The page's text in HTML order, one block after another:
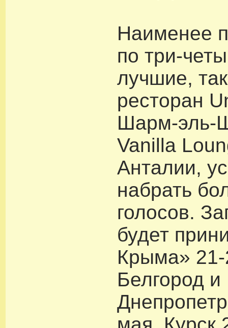
Наименее
по три-
лучшие,
ресторан
Шарм-эль-
Vanilla
Анталии,
набрать
голосов.
будет
Крыма»
Белгород и